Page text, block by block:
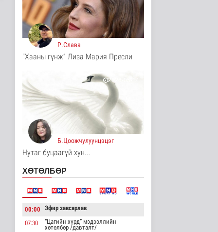
Шатахууны нөөцийг
нэмэгдүүлэх,
доголдлыг арилгах..
Нийгэм
13 цаг 50 минутын өмнө
Төлөөлөгчдийн Хурлын
Ээлжит ..
Нийгэм
13 цаг 56 минутын өмнө
Үерийн аюулаас
сэрэмжтэй байхыг
анхааруулж байна
Байгаль орчин
13 цаг 11 минутын өмнө
Нийгэм
Үндэсний спортын
зуны VIII наадам
Р.Слава
"Хааны гүнж” Лиза Мария Пресли
2026-05-14
Б.Цоожчулуунцэцэг
Нутаг буцаагүй хун...
ХӨТӨЛБӨР
00:00 Эфир завсарлав
07:30
“Цагийн хүрд” мэдээллийн
хөтөлбөр /давталт/